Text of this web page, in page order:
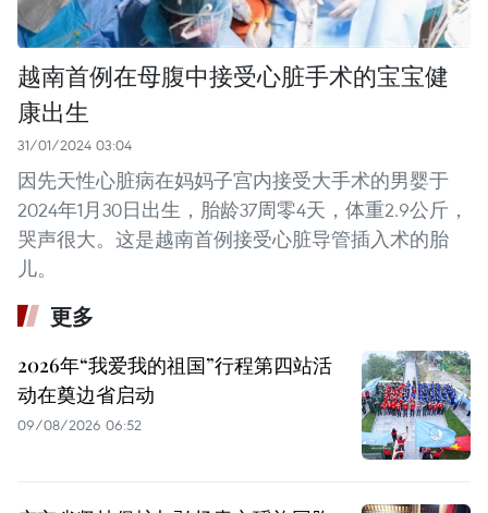
越南首例在母腹中接受心脏手术的宝宝健
康出生
31/01/2024 03:04
因先天性心脏病在妈妈子宫内接受大手术的男婴于
2024年1月30日出生，胎龄37周零4天，体重2.9公斤，
哭声很大。这是越南首例接受心脏导管插入术的胎
儿。
更多
2026年“我爱我的祖国”行程第四站活
动在奠边省启动
09/08/2026 06:52